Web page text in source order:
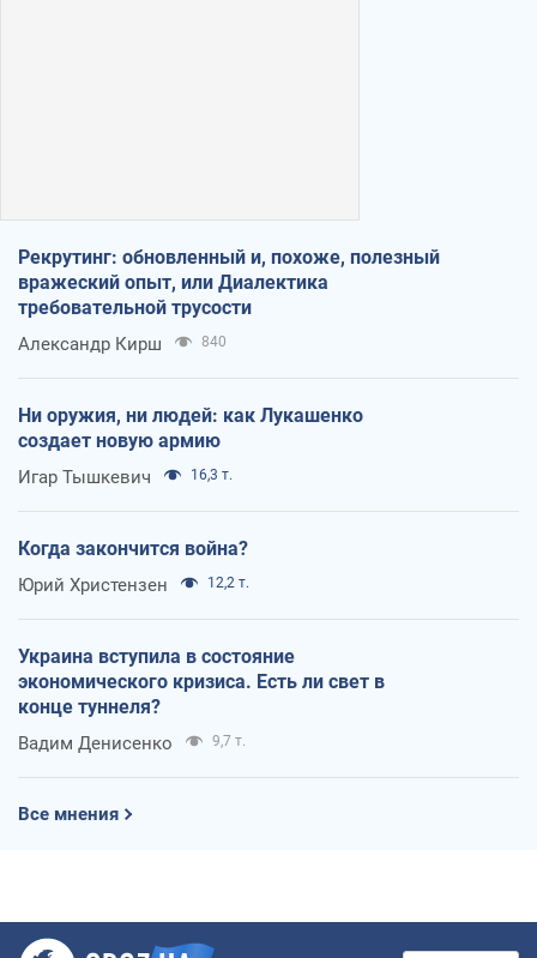
Рекрутинг: обновленный и, похоже, полезный
вражеский опыт, или Диалектика
требовательной трусости
Александр Кирш 840
Ни оружия, ни людей: как Лукашенко
создает новую армию
Игар Тышкевич 16,3 т.
Когда закончится война?
Юрий Христензен 12,2 т.
Украина вступила в состояние
экономического кризиса. Есть ли свет в
конце туннеля?
Вадим Денисенко 9,7 т.
Все мнения